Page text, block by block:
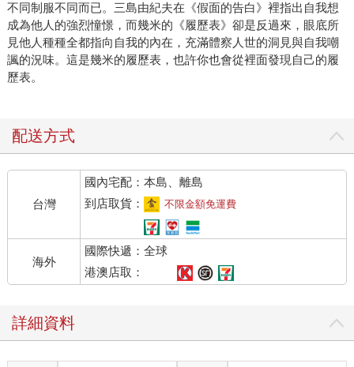
不同制服不同而已。三島由紀夫在《假面的告白》裡指出自我想
成為他人的強烈憧憬，而幾米的《履歷表》卻是反過來，眼底所
見他人種種全都指向自我的內在，充滿體察人世的洞見與自我嘲
諷的況味。這是幾米的履歷表，也許你也會從裡面發現自己的履
歷表。
配送方式
台灣
國內宅配：本島、離島
到店取貨：
不限金額免運費
海外
國際快遞：全球
港澳店取：
詳細資料